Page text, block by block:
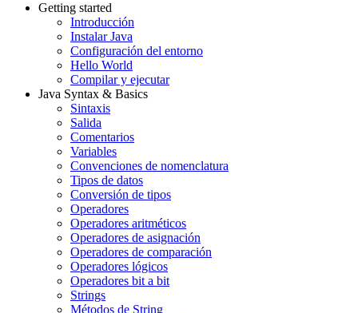
Getting started
Introducción
Instalar Java
Configuración del entorno
Hello World
Compilar y ejecutar
Java Syntax & Basics
Sintaxis
Salida
Comentarios
Variables
Convenciones de nomenclatura
Tipos de datos
Conversión de tipos
Operadores
Operadores aritméticos
Operadores de asignación
Operadores de comparación
Operadores lógicos
Operadores bit a bit
Strings
Métodos de String